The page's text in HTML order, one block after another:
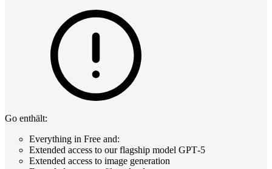
Go enthält:
Everything in Free and:
Extended access to our flagship model GPT‑5
Extended access to image generation